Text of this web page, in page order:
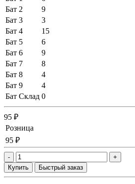
Бат 2
9
Бат 3
3
Бат 4
15
Бат 5
6
Бат 6
9
Бат 7
8
Бат 8
4
Бат 9
4
Бат Склад 0
95 ₽
Розница
95 ₽
-
+
Купить
Быстрый заказ